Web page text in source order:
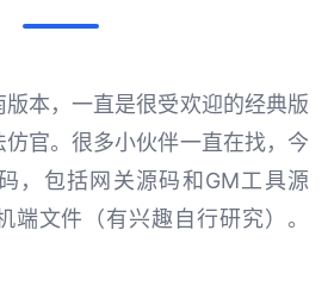
本，一直是很受欢迎的经典版
官。很多小伙伴一直在找，今
，包括网关源码和GM工具源
端文件（有兴趣自行研究）。